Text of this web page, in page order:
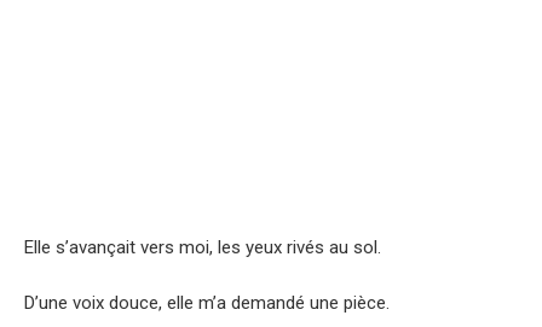
Elle s’avançait vers moi, les yeux rivés au sol.
D’une voix douce, elle m’a demandé une pièce.